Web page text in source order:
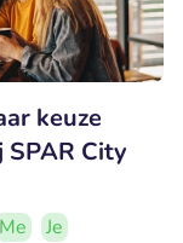
keuze
City
Me
Je